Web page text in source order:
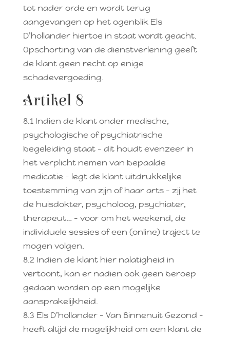
tot nader orde en wordt terug
aangevangen op het ogenblik Els
D’hollander hiertoe in staat wordt geacht.
Opschorting van de dienstverlening geeft
de klant geen recht op enige
schadevergoeding.
Artikel 8
8.1 Indien de klant onder medische,
psychologische of psychiatrische
begeleiding staat – dit houdt evenzeer in
het verplicht nemen van bepaalde
medicatie – legt de klant uitdrukkelijke
toestemming van zijn of haar arts – zij het
de huisdokter, psycholoog, psychiater,
therapeut… – voor om het weekend, de
individuele sessies of een (online) traject te
mogen volgen.
8.2 Indien de klant hier nalatigheid in
vertoont, kan er nadien ook geen beroep
gedaan worden op een mogelijke
aansprakelijkheid.
8.3 Els D’hollander – Van Binnenuit Gezond –
heeft altijd de mogelijkheid om een klant de